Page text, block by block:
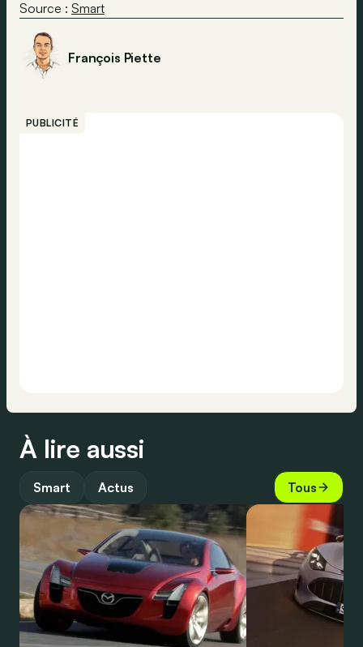
Source : Smart
François Piette
PUBLICITÉ
À lire aussi
Smart Actus Tous